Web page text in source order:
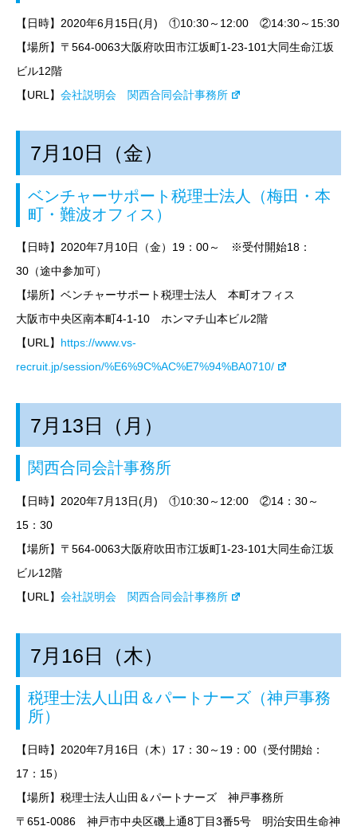
【日時】2020年6月15日(月) ①10:30～12:00 ②14:30～15:30
【場所】〒564-0063大阪府吹田市江坂町1-23-101大同生命江坂
ビル12階
【URL】 会社説明会 関西合同会計事務所
7月10日（金）
ベンチャーサポート税理士法人（梅田・本
町・難波オフィス）
【日時】2020年7月10日（金）19 ：00～
※受付開始18：
30（途中参加可）
【場所】ベンチャーサポート税理士法人 本町オフィス
大阪市中央区南本町4-1-10 ホンマチ山本ビル2階
【URL】 https://www.vs-
recruit.jp/session/%E6%9C%AC%E7%94%BA0710/
7月13日（月）
関西合同会計事務所
【日時】2020年7月13日(月) ①10:30～12:00 ②14：30～
15：30
【場所】〒564-0063大阪府吹田市江坂町1-23-101大同生命江坂
ビル12階
【URL】 会社説明会 関西合同会計事務所
7月16日（木）
税理士法人山田＆パートナーズ（神戸事務
所）
【日時】2020年7月16日（木）17：30～19：00（受付開始：
17：15）
【場所】税理士法人山田＆パートナーズ 神戸事務所
〒651-0086 神戸市中央区磯上通8丁目3番5号 明治安田生命神